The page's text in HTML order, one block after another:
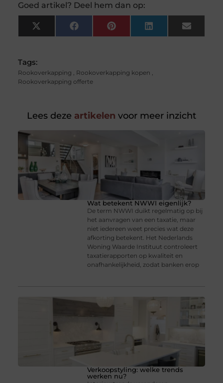
Goed artikel? Deel hem dan op:
X
(Twitter)
FacebookPinterest LinkedIn Email
Tags:
Rookoverkapping , Rookoverkapping kopen ,
Rookoverkapping offerte
Lees deze artikelen voor meer inzicht
Wat betekent NWWI eigenlijk?
De term NWWI duikt regelmatig op bij
het aanvragen van een taxatie, maar
niet iedereen weet precies wat deze
afkorting betekent. Het Nederlands
Woning Waarde Instituut controleert
taxatierapporten op kwaliteit en
onafhankelijkheid, zodat banken erop
Verkoopstyling: welke trends
werken nu?